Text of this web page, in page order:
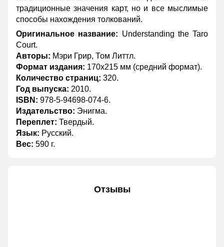
традиционные значения карт, но и все мыслимые
способы нахождения толкований.
Оригинальное название: Understanding the Taro
Court.
Авторы: Мэри Грир, Том Литтл.
Формат издания: 170х215 мм (средний формат).
Количество страниц: 320.
Год выпуска: 2010.
ISBN: 978-5-94698-074-6.
Издательство: Энигма.
Переплет: Твердый.
Язык: Русский.
Вес: 590 г.
Отзывы